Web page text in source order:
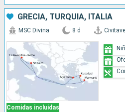
GRECIA, TURQUÍA, ITALIA
Comidas incluidas
MSC Divina 8 d